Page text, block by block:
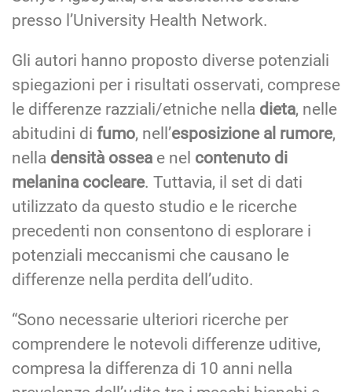
presso l’University Health Network.
Gli autori hanno proposto diverse potenziali
spiegazioni per i risultati osservati, comprese
le differenze razziali/etniche nella dieta, nelle
abitudini di fumo, nell’esposizione al rumore,
nella densità ossea e nel contenuto di
melanina cocleare. Tuttavia, il set di dati
utilizzato da questo studio e le ricerche
precedenti non consentono di esplorare i
potenziali meccanismi che causano le
differenze nella perdita dell’udito.
“Sono necessarie ulteriori ricerche per
comprendere le notevoli differenze uditive,
compresa la differenza di 10 anni nella